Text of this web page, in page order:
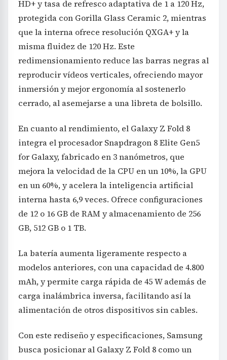
HD+ y tasa de refresco adaptativa de 1 a 120 Hz,
protegida con Gorilla Glass Ceramic 2, mientras
que la interna ofrece resolución QXGA+ y la
misma fluidez de 120 Hz. Este
redimensionamiento reduce las barras negras al
reproducir vídeos verticales, ofreciendo mayor
inmersión y mejor ergonomía al sostenerlo
cerrado, al asemejarse a una libreta de bolsillo.
En cuanto al rendimiento, el Galaxy Z Fold 8
integra el procesador Snapdragon 8 Elite Gen5
for Galaxy, fabricado en 3 nanómetros, que
mejora la velocidad de la CPU en un 10%, la GPU
en un 60%, y acelera la inteligencia artificial
interna hasta 6,9 veces. Ofrece configuraciones
de 12 o 16 GB de RAM y almacenamiento de 256
GB, 512 GB o 1 TB.
La batería aumenta ligeramente respecto a
modelos anteriores, con una capacidad de 4.800
mAh, y permite carga rápida de 45 W además de
carga inalámbrica inversa, facilitando así la
alimentación de otros dispositivos sin cables.
Con este rediseño y especificaciones, Samsung
busca posicionar al Galaxy Z Fold 8 como un